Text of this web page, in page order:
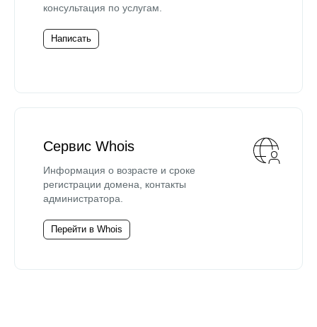
консультация по услугам.
Написать
Сервис Whois
Информация о возрасте и сроке
регистрации домена, контакты
администратора.
Перейти в Whois